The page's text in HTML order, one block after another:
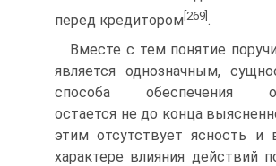
перед кредитором [269] .
Вместе с тем понятие
является однозначным,
способа обеспечения
остается не до конца
этим отсутствует ясность и
характере влияния действий